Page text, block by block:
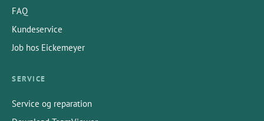
FAQ
Kundeservice
Job hos Eickemeyer
SERVICE
Service og reparation